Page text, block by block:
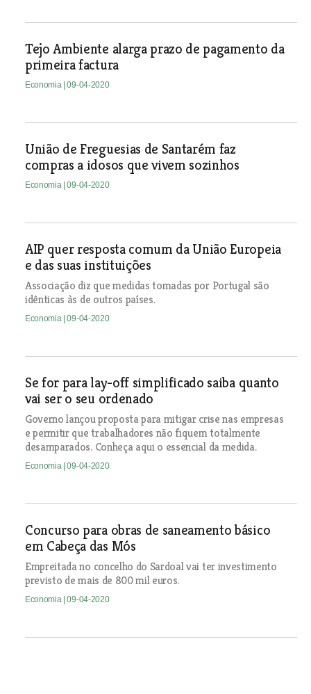
Tejo Ambiente alarga prazo de pagamento da
primeira factura
Economia | 09-04-2020
União de Freguesias de Santarém faz
compras a idosos que vivem sozinhos
Economia | 09-04-2020
AIP quer resposta comum da União Europeia
e das suas instituições
Associação diz que medidas tomadas por Portugal são
idênticas às de outros países.
Economia | 09-04-2020
Se for para lay-off simplificado saiba quanto
vai ser o seu ordenado
Governo lançou proposta para mitigar crise nas empresas
e permitir que trabalhadores não fiquem totalmente
desamparados. Conheça aqui o essencial da medida.
Economia | 09-04-2020
Concurso para obras de saneamento básico
em Cabeça das Mós
Empreitada no concelho do Sardoal vai ter investimento
previsto de mais de 800 mil euros.
Economia | 09-04-2020